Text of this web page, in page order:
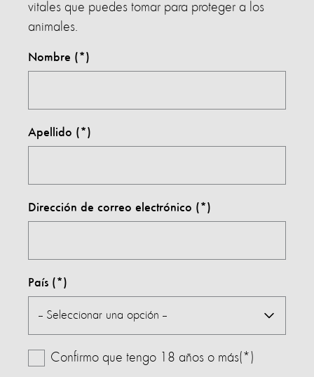
vitales que puedes tomar para proteger a los
animales.
Nombre
Apellido
Dirección de correo electrónico
País
Confirmo que tengo 18 años o más(*)